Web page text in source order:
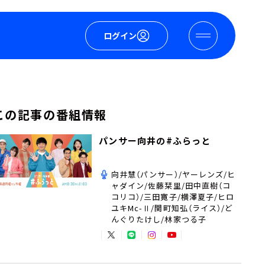
ログイン
の記事の番組情報
パンサー向井の#ふらっと
向井慧（パンサー）/ヤーレンズ/ヒ
ャダイン/佐藤栞里/田中直樹（コ
コリコ）/三田寛子/横澤夏子/ヒロ
ユキMc-Ⅱ/関町知弘（ライス）/ど
んぐりたけし/林家つる子